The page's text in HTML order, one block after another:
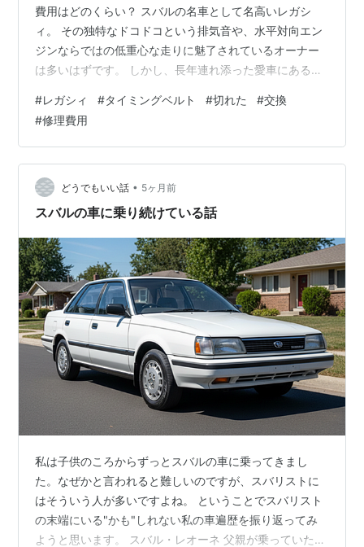
そして四代目（BL/BP型・右上写真)では国際市場に参戦
押し出しの強いデザインであった富士重工の自動車に似
合わぬ洗礼されたデザイン、相変わらずの使い勝手の良
さや走りの良さ、そして初代から連綿と受け継がれてき
ている「水平対向エンジン+4WD」という他に類を見な
い独自の機構を評価され、2003年-----奇しくも富士重
工の創立50周年というアニバーサリーイヤーに-----日
本カー・オブ・ザ・イヤーを受賞。富士重工の自動車と
しては初受賞であった。
2006年に行われた年改ではBL/BP型になって初のビッ
グマイナーチェンジを敢行。ニュースとしてはドライブ
アシストシステム「
SI-DRIVE（Subaru Intelligent-
DRIVE）」を上位グレードに採用した事である。これは
ダイヤル式のセレクターによりドライバーが自分でエン
ジンの出力特性を選ぶことができるシステムで、3つの
モードを自由に変えることができるという画期的なシス
1台で楽しめるようになった。
2009年5月に五代目が登場。ボディは更に大型化し、
費用はどのくらい？ スバルの名車として名高いレガシ
ィ。 その独特なドコドコという排気音や、水平対向エン
ジンならではの低重心な走りに魅了されているオーナー
は多いはずです。 しかし、長年連れ添った愛車にある日
です。 走行中に突然エンジンが停止し、二度と息を吹き
返さない。 そんな絶望的な状況に直面したとき、あるい
は交換時期が近づいて不安を感じているとき、一体いく
らの費用がかかり、どのような処置が必要なのでしょう
か。 本記事では、レガシィのタイミングベルトに関する
あらゆる情報を網羅し徹底解説します。 愛…
#レガシィ #タイミングベルト #切れた #交換
#修理費用
どうでもいい話 • 5ヶ月前
スバルの車に乗り続けている話
私は子供のころからずっとスバルの車に乗ってきまし
た。なぜかと言われると難しいのですが、スバリストに
はそういう人が多いですよね。 ということでスバリスト
の末端にいる"かも"しれない私の車遍歴を振り返ってみ
ようと思います。 スバル・レオーネ 父親が乗っていた